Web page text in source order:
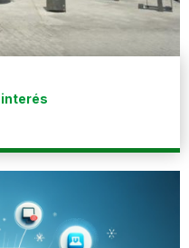
interés